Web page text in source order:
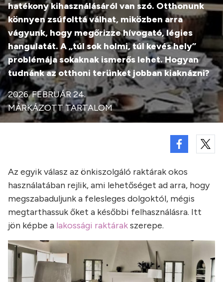
hatékony kihasználásáról van szó. Otthonunk
könnyen zsúfolttá válhat, miközben arra
vágyunk, hogy megőrizze hívogató, légies
hangulatát. A „túl sok holmi, túl kevés hely”
problémája sokaknak ismerős lehet. Hogyan
tudnánk az otthoni terünket jobban kiaknázni?
2026. FEBRUÁR 24.
MÁRKÁZOTT TARTALOM
Az egyik válasz az önkiszolgáló raktárak okos
használatában rejlik, ami lehetőséget ad arra, hogy
megszabaduljunk a felesleges dolgoktól, mégis
megtarthassuk őket a későbbi felhasználásra. Itt
jön képbe a lakossági raktárakszerepe.